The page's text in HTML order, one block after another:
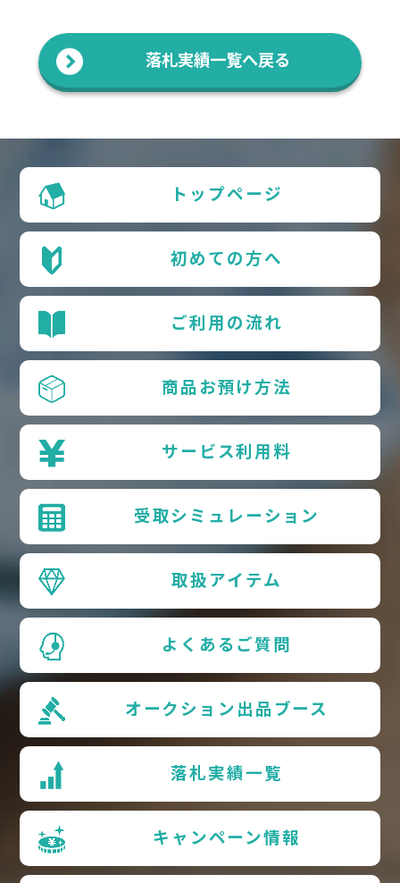
落札実績一覧へ戻る
トップページ
初めての方へ
ご利用の流れ
商品お預け方法
サービス利用料
受取シミュレーション
取扱アイテム
よくあるご質問
オークション出品ブース
落札実績一覧
キャンペーン情報